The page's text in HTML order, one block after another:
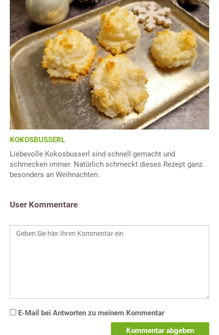
KOKOSBUSSERL
Liebevolle Kokosbusserl sind schnell gemacht und
schmecken immer. Natürlich schmeckt dieses Rezept ganz
besonders an Weihnachten.
User Kommentare
E-Mail bei Antworten zu meinem Kommentar
Kommentar abgeben